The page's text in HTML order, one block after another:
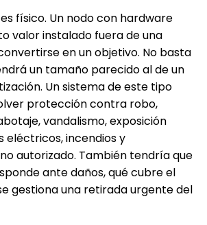
físico. Un nodo con hardware
valor instalado fuera de una
en un objetivo. No basta
un tamaño parecido al de un
Un sistema de este tipo
protección contra robo,
vandalismo, exposición
eléctricos, incendios y
autorizado. También tendría que
ante daños, qué cubre el
gestiona una retirada urgente del